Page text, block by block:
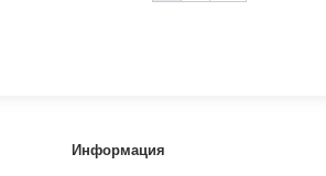
Информация